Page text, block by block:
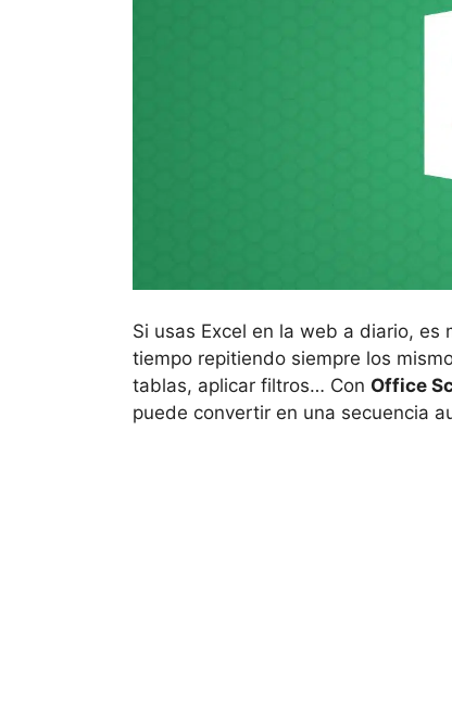
Si usas Excel en la web a diario,
tiempo repitiendo siempre los
tablas, aplicar filtros… Con Office
puede convertir en una secuencia